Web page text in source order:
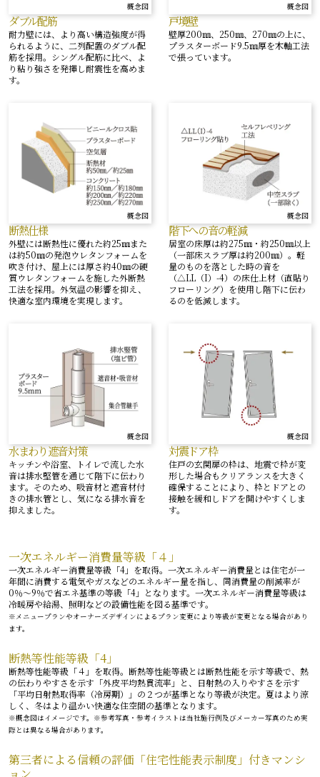
概念図
ダブル配筋
耐力壁には、より高い構造強度が得
られるように、二列配置のダブル配
筋を採用。シングル配筋に比べ、よ
り粘り強さを発揮し耐震性を高めま
す。
概念図
戸境壁
壁厚200㎜、250㎜、270㎜の上に、
プラスターボード9.5㎜厚を木軸工法
で張っています。
概念図
断熱仕様
外壁には断熱性に優れた約25㎜また
は約50㎜の発泡ウレタンフォームを
吹き付け、屋上には厚さ約40㎜の硬
質ウレタンフォームを施した外断熱
工法を採用。外気温の影響を抑え、
快適な室内環境を実現します。
概念図
階下への音の軽減
居室の床厚は約275㎜・約250㎜以上
（一部床スラブ厚は約200㎜）。軽
量のものを落とした時の音を
（△LL（I）-4）の床仕上材（直貼り
フローリング）を使用し階下に伝わ
るのを低減します。
概念図
水まわり遮音対策
キッチンや浴室、トイレで流した水
音は排水堅管を通じて階下に伝わり
ます。そのため、吸音材と遮音材付
きの排水管とし、気になる排水音を
抑えました。
概念図
対震ドア枠
住戸の玄関扉の枠は、地震で枠が変
形した場合もクリアランスを大きく
確保することにより、枠とドアとの
接触を緩和しドアを開けやすくしま
す。
一次エネルギー消費量等級「４」
一次エネルギー消費量等級「4」を取得。一次エネルギー消費量とは住宅が一
年間に消費する電気やガスなどのエネルギー量を指し、同消費量の削減率が
0％～9％で省エネ基準の等級「4」となります。一次エネルギー消費量等級は
冷暖房や給湯、照明などの設備性能を図る基準です。
※メニュープランやオーナーズデザインによるプラン変更により等級が変更となる場合があり
ます。
断熱等性能等級「4」
断熱等性能等級「４」を取得。断熱等性能等級とは断熱性能を示す等級で、熱
の伝わりやすさを示す「外皮平均熱貫流率」と、日射熱の入りやすさを示す
「平均日射熱取得率（冷房期）」の２つが基準となり等級が決定。夏はより涼
しく、冬はより温かい快適な住空間の基準となります。
※概念図はイメージです。※参考写真・参考イラストは当社施行例及びメーカー写真のため実
際とは異なる場合があります。
第三者による信頼の評価「住宅性能表示制度」付きマンシ
ョン